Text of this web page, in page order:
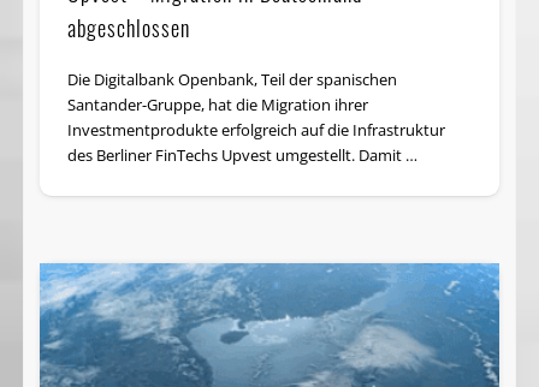
abgeschlossen
Die Digitalbank Openbank, Teil der spanischen
Santander-Gruppe, hat die Migration ihrer
Investmentprodukte erfolgreich auf die Infrastruktur
des Berliner FinTechs Upvest umgestellt. Damit …